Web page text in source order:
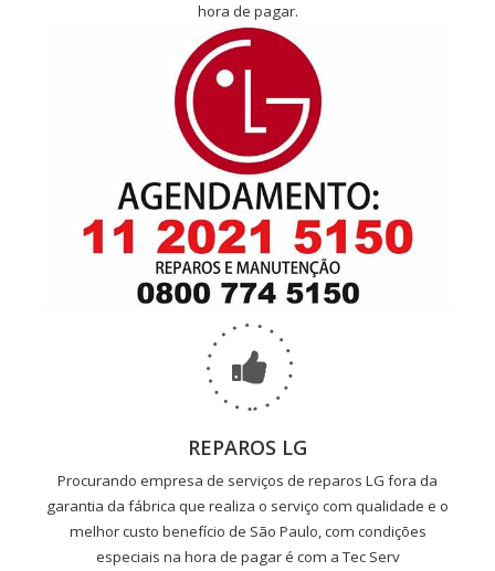
hora de pagar.
REPAROS LG
Procurando empresa de serviços de reparos LG fora da
garantia da fábrica que realiza o serviço com qualidade e o
melhor custo benefício de São Paulo, com condições
especiais na hora de pagar é com a Tec Serv